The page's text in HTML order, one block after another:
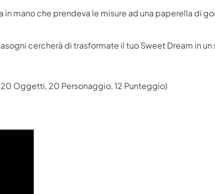
mano che prendeva le misure ad una paperella di
cercherà di trasformate il tuo Sweet Dream in
20 Oggetti, 20 Personaggio, 12 Punteggio)